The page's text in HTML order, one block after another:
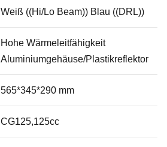
Weiß ((Hi/Lo Beam)) Blau ((DRL))
Hohe Wärmeleitfähigkeit
Aluminiumgehäuse/Plastikreflektor
565*345*290 mm
CG125,125cc